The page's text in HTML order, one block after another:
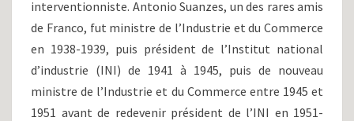
interventionniste. Antonio Suanzes, un des rares amis
de Franco, fut ministre de l’Industrie et du Commerce
en 1938-1939, puis président de l’Institut national
d’industrie (INI) de 1941 à 1945, puis de nouveau
ministre de l’Industrie et du Commerce entre 1945 et
1951 avant de redevenir président de l’INI en 1951-